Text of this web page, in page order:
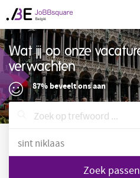
Wat jij op onze
verwachten
87% beveelt ons aan
Zoek